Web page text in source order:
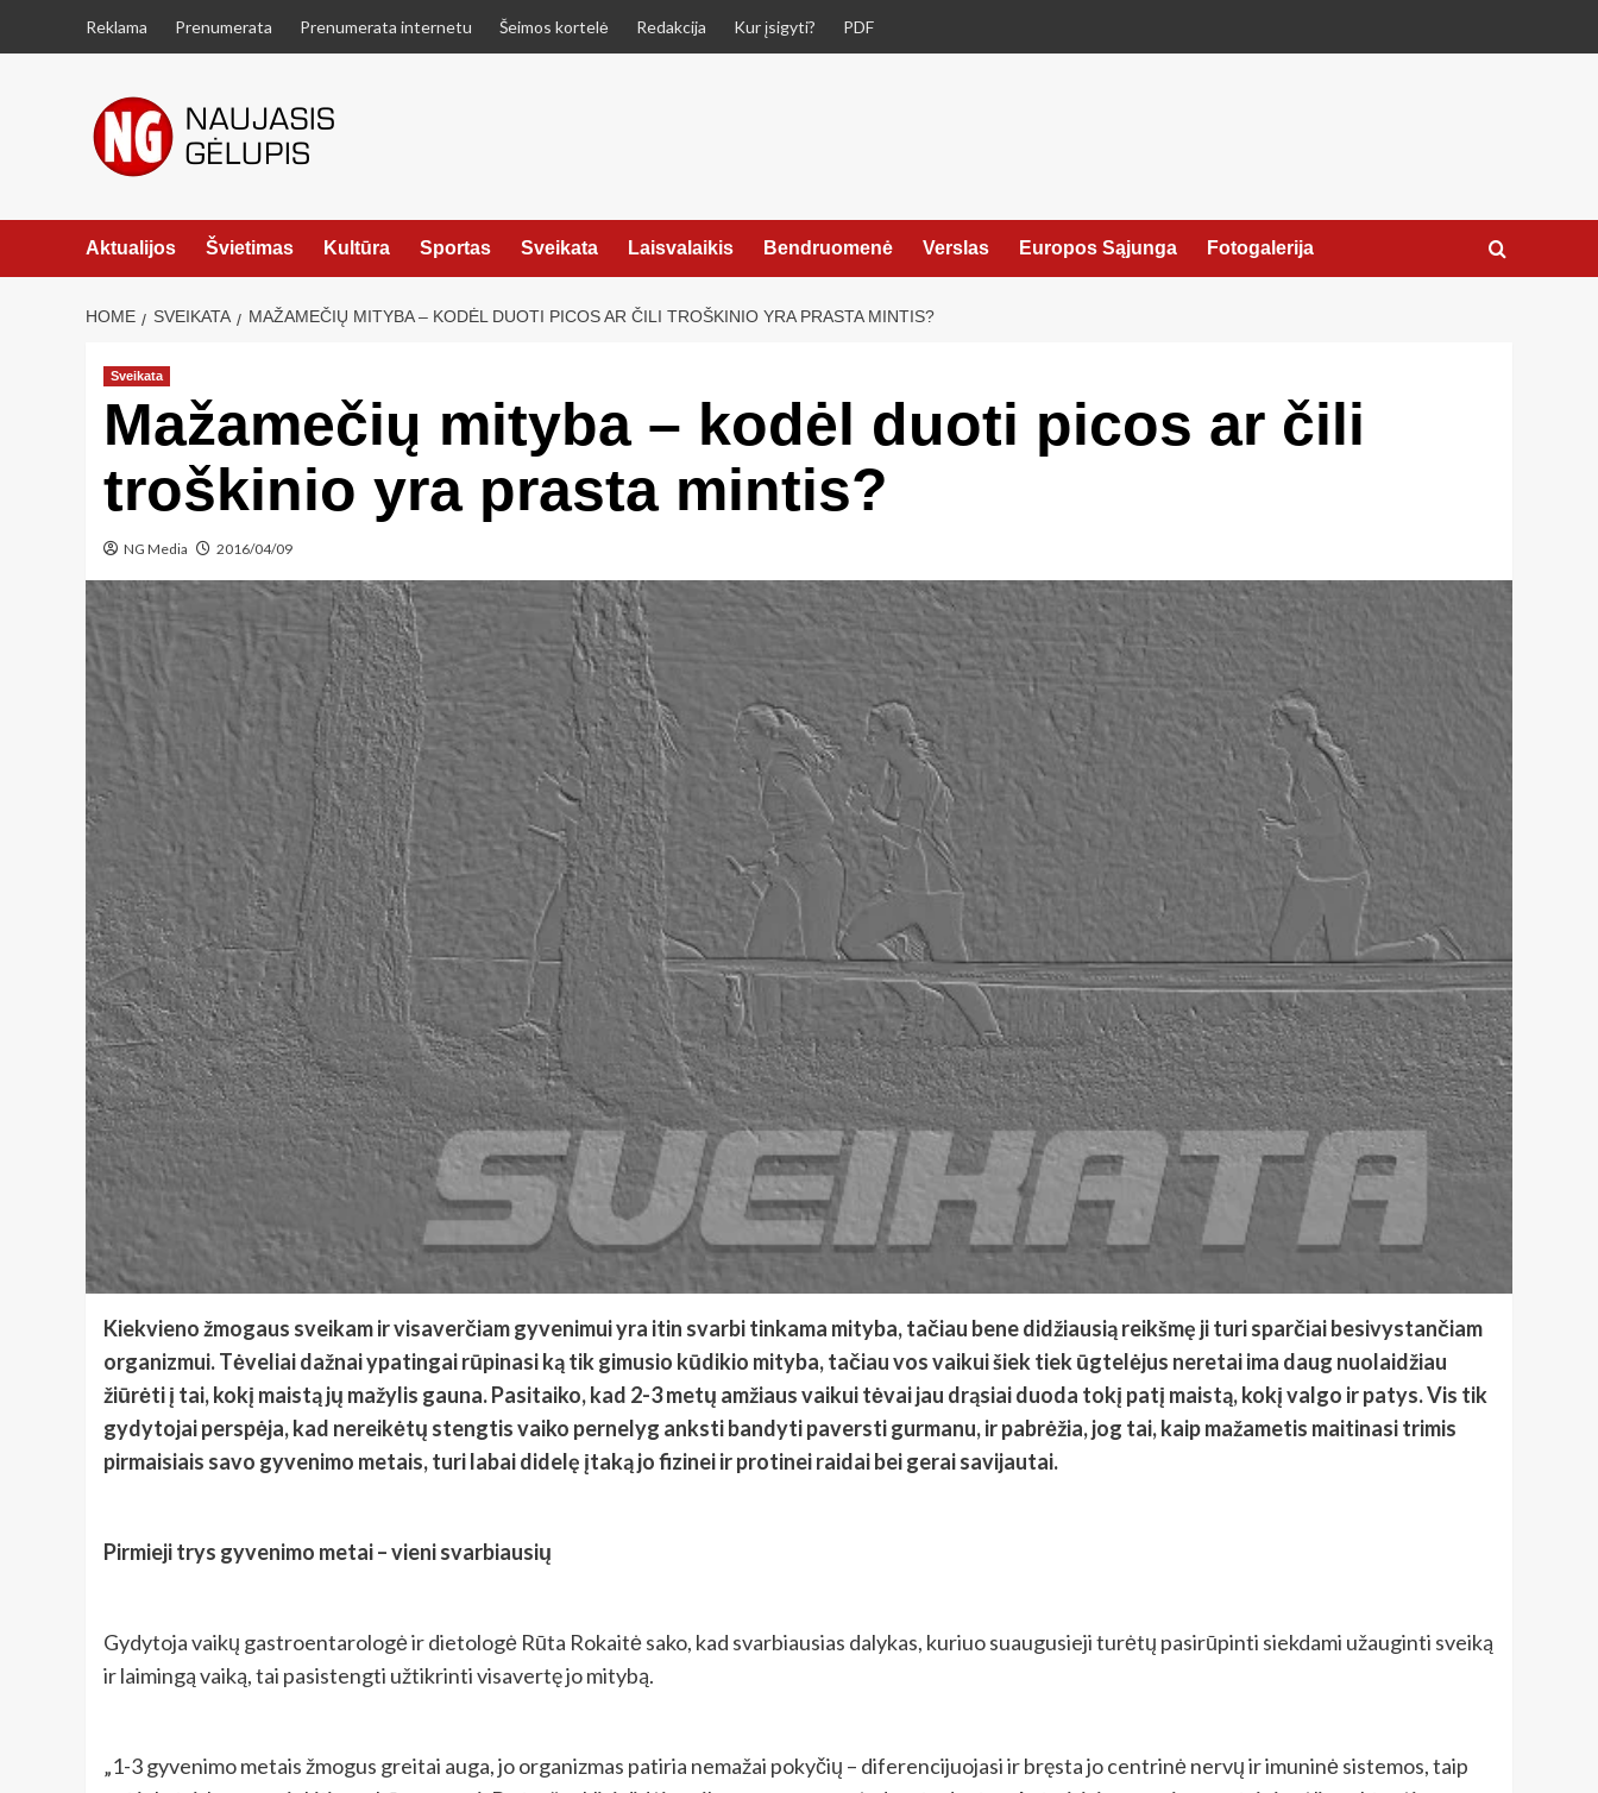
Reklama Prenumerata Prenumerata internetu Šeimos kortelė Redakcija Kur įsigyti? PDF
Aktualijos Švietimas Kultūra Sportas Sveikata Laisvalaikis Bendruomenė Verslas Europos Sąjunga Fotogalerija
HOME SVEIKATA MAŽAMEČIŲ MITYBA – KODĖL DUOTI PICOS AR ČILI TROŠKINIO YRA PRASTA MINTIS?
Sveikata
Mažamečių mityba – kodėl duoti picos ar čili
troškinio yra prasta mintis?
NG Media 2016/04/09
Kiekvieno žmogaus sveikam ir visaverčiam gyvenimui yra itin svarbi tinkama mityba, tačiau bene didžiausią reikšmę ji turi sparčiai besivystančiam
organizmui. Tėveliai dažnai ypatingai rūpinasi ką tik gimusio kūdikio mityba, tačiau vos vaikui šiek tiek ūgtelėjus neretai ima daug nuolaidžiau
žiūrėti į tai, kokį maistą jų mažylis gauna. Pasitaiko, kad 2-3 metų amžiaus vaikui tėvai jau drąsiai duoda tokį patį maistą, kokį valgo ir patys. Vis tik
gydytojai perspėja, kad nereikėtų stengtis vaiko pernelyg anksti bandyti paversti gurmanu, ir pabrėžia, jog tai, kaip mažametis maitinasi trimis
pirmaisiais savo gyvenimo metais, turi labai didelę įtaką jo fizinei ir protinei raidai bei gerai savijautai.
Pirmieji trys gyvenimo metai – vieni svarbiausių
Gydytoja vaikų gastroentarologė ir dietologė Rūta Rokaitė sako, kad svarbiausias dalykas, kuriuo suaugusieji turėtų pasirūpinti siekdami užauginti sveiką
ir laimingą vaiką, tai pasistengti užtikrinti visavertę jo mitybą.
„1-3 gyvenimo metais žmogus greitai auga, jo organizmas patiria nemažai pokyčių – diferencijuojasi ir bręsta jo centrinė nervų ir imuninė sistemos, taip